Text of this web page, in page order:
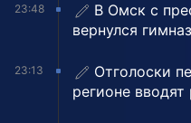
23:48
В Омск с
вернулся
23:13
Отголоски
регионе